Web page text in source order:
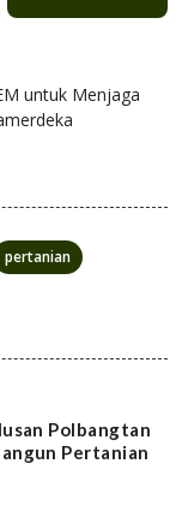
untuk Menjaga
pertanian
Polbangtan
Pertanian